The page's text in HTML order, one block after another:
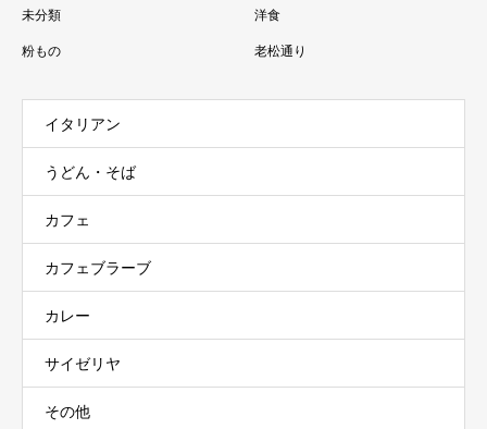
未分類 洋食
粉もの 老松通り
イタリアン
うどん・そば
カフェ
カフェブラーブ
カレー
サイゼリヤ
その他